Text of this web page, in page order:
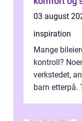
03 august
inspiration
Mange
kontroll?
verkstedet,
barn etterpå.